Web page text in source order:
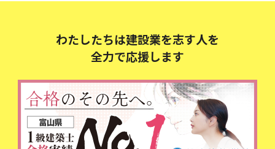
わたしたちは建設業を志す人を
全力で応援します